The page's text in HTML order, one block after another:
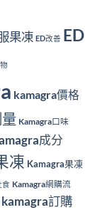
果凍 ED改善 ED
kamagra價格
Kamagra口味
成分
凍 Kamagra果凍
食 Kamagra網購流
kamagra訂購